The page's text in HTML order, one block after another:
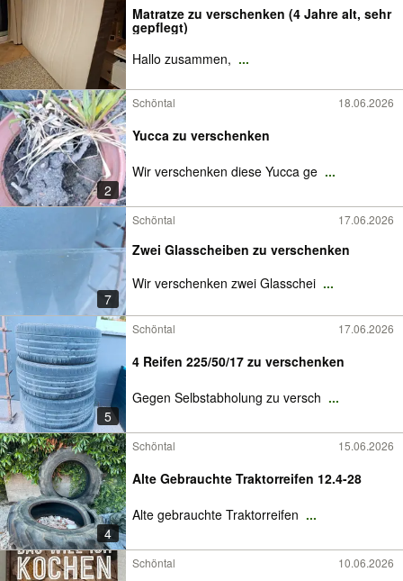
Matratze zu verschenken (4 Jahre alt, sehr
gepflegt)
Hallo zusammen, ...
2
Schöntal 18.06.2026
Yucca zu verschenken
Wir verschenken diese Yucca ge ...
7
Schöntal 17.06.2026
Zwei Glasscheiben zu verschenken
Wir verschenken zwei Glasschei ...
5
Schöntal 17.06.2026
4 Reifen 225/50/17 zu verschenken
Gegen Selbstabholung zu versch ...
4
Schöntal 15.06.2026
Alte Gebrauchte Traktorreifen 12.4-28
Alte gebrauchte Traktorreifen ...
Schöntal 10.06.2026